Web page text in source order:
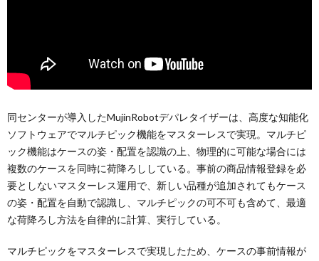
同センターが導入したMujinRobotデパレタイザーは、高度な知能化
ソフトウェアでマルチピック機能をマスターレスで実現。マルチピ
ック機能はケースの姿・配置を認識の上、物理的に可能な場合には
複数のケースを同時に荷降ろししている。事前の商品情報登録を必
要としないマスターレス運用で、新しい品種が追加されてもケース
の姿・配置を自動で認識し、マルチピックの可不可も含めて、最適
な荷降ろし方法を自律的に計算、実行している。
マルチピックをマスターレスで実現したため、ケースの事前情報が